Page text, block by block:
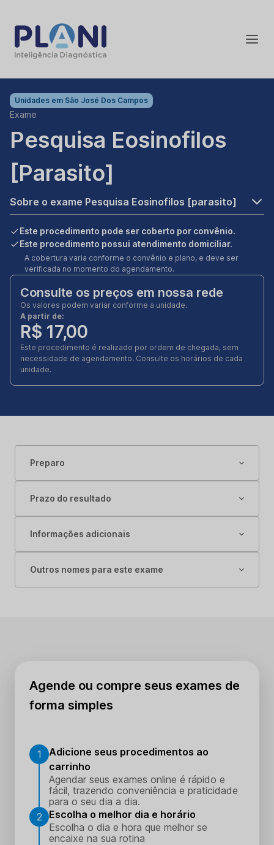
Unidades em São José Dos Campos
Exame
Pesquisa Eosinofilos
[parasito]
Sobre o exame Pesquisa Eosinofilos [parasito]
Este procedimento pode ser coberto por convênio.
Este procedimento possui atendimento domiciliar.
A cobertura varia conforme o convênio e plano, e deve ser
verificada no momento do agendamento.
Consulte os preços em nossa rede
Os valores podem variar conforme a unidade.
A partir de:
R$ 17,00
Este procedimento é realizado por ordem de chegada, sem
necessidade de agendamento. Consulte os horários de cada
unidade.
Preparo
Prazo do resultado
Informações adicionais
Outros nomes para este exame
Agende ou compre seus exames de
forma simples
1
Adicione seus procedimentos ao
carrinho
Agendar seus exames online é rápido e
fácil, trazendo conveniência e praticidade
para o seu dia a dia.
2
Escolha o melhor dia e horário
Escolha o dia e hora que melhor se
encaixe na sua rotina